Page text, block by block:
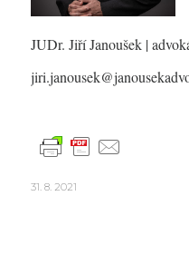
JUDr. Jiří Janoušek |
31. 8. 2021